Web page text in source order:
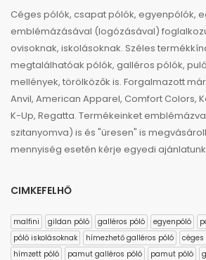
Céges pólók, csapat pólók, egyenpólók,
emblémázásával (logózásával)
ovisoknak, iskolásoknak. Széles
megtalálhatóak pólók, galléros pólók,
mellények, törölközők is. Forgalmazott
Anvil, American Apparel, Comfort Colors,
K-Up, Regatta. Termékeinket
szitanyomva) is és "üresen" is
mennyiség esetén kérje egyedi
CIMKEFELHŐ
malfini gildan póló galléros póló egyenpóló
póló iskolásoknak
hímezhető galléros póló céges
hímzett póló
pamut galléros póló pamut póló